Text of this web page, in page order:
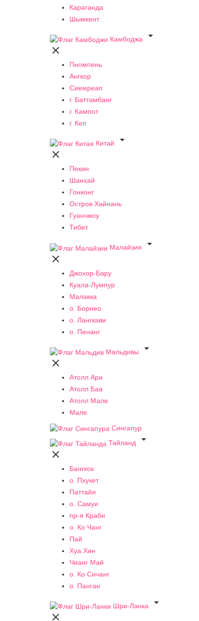
Караганда
Шымкент
Камбоджа


Пномпень
Ангкор
Сиемреап
г. Баттамбанг
г. Кампот
г. Кеп
Китай


Пекин
Шанхай
Гонконг
Остров Хайнань
Гуанчжоу
Тибет
Малайзия


Джохор-Бару
Куала-Лумпур
Малакка
о. Борнео
о. Лангкави
о. Пенанг
Мальдивы


Атолл Ари
Атолл Баа
Атолл Мале
Мале
Сингапур
Тайланд


Бангкок
о. Пхукет
Паттайя
о. Самуи
пр-я Краби
о. Ко Чанг
Пай
Хуа Хин
Чианг Май
о. Ко Сичанг
о. Панган
Шри-Ланка

